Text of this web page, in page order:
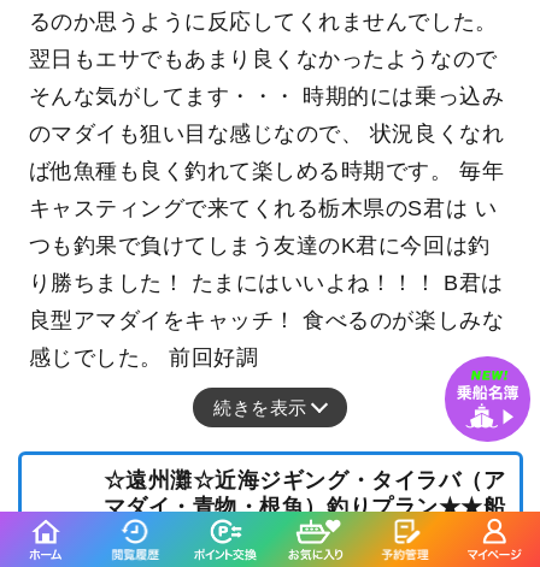
るのか思うように反応してくれませんでした。
翌日もエサでもあまり良くなかったようなので
そんな気がしてます・・・ 時期的には乗っ込み
のマダイも狙い目な感じなので、 状況良くなれ
ば他魚種も良く釣れて楽しめる時期です。 毎年
キャスティングで来てくれる栃木県のS君は い
つも釣果で負けてしまう友達のK君に今回は釣
り勝ちました！ たまにはいいよね！！！ B君は
良型アマダイをキャッチ！ 食べるのが楽しみな
感じでした。 前回好調
続きを表示
☆遠州灘☆近海ジギング・タイラバ（ア
マダイ・青物・根魚）釣りプラン★★船
長おすすめ★★